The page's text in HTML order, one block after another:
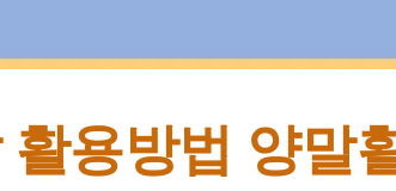
용방법 양말